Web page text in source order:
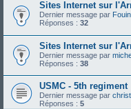
Sites Internet sur
Dernier message par
Réponses : 32
Sites Internet sur
Dernier message par
Réponses : 38
USMC - 5th regiment
Dernier message par
Réponses : 5